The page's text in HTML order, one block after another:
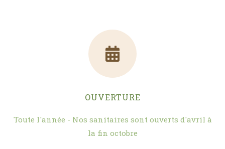
OUVERTURE
Toute l'année - Nos sanitaires sont ouverts d'avril à
la fin octobre